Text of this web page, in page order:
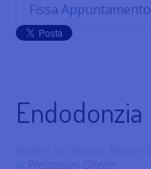
Fissa Appuntamento
Endodonzia
Prestazioni Offerte